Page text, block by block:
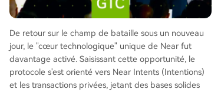
De retour sur le champ de bataille sous un nouveau
jour, le "cœur technologique" unique de Near fut
davantage activé. Saisissant cette opportunité, le
protocole s'est orienté vers Near Intents (Intentions)
et les transactions privées, jetant des bases solides